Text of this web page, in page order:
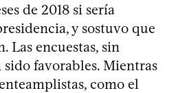
de 2018 si sería
y sostuvo que
Las encuestas, sin
favorables. Mientras
como el